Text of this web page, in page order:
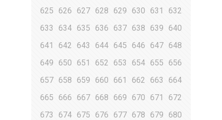
625
626 627 628 629 630 631
632
633
634 635 636 637 638 639 640
641
642 643 644 645 646 647 648
649
650 651 652 653 654 655 656
657 658 659 660 661 662 663
664
665
666 667 668 669 670 671
672
673
674 675 676 677 678 679
680